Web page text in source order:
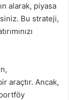
alarak, piyasa
Bu strateji,
araçtır. Ancak,